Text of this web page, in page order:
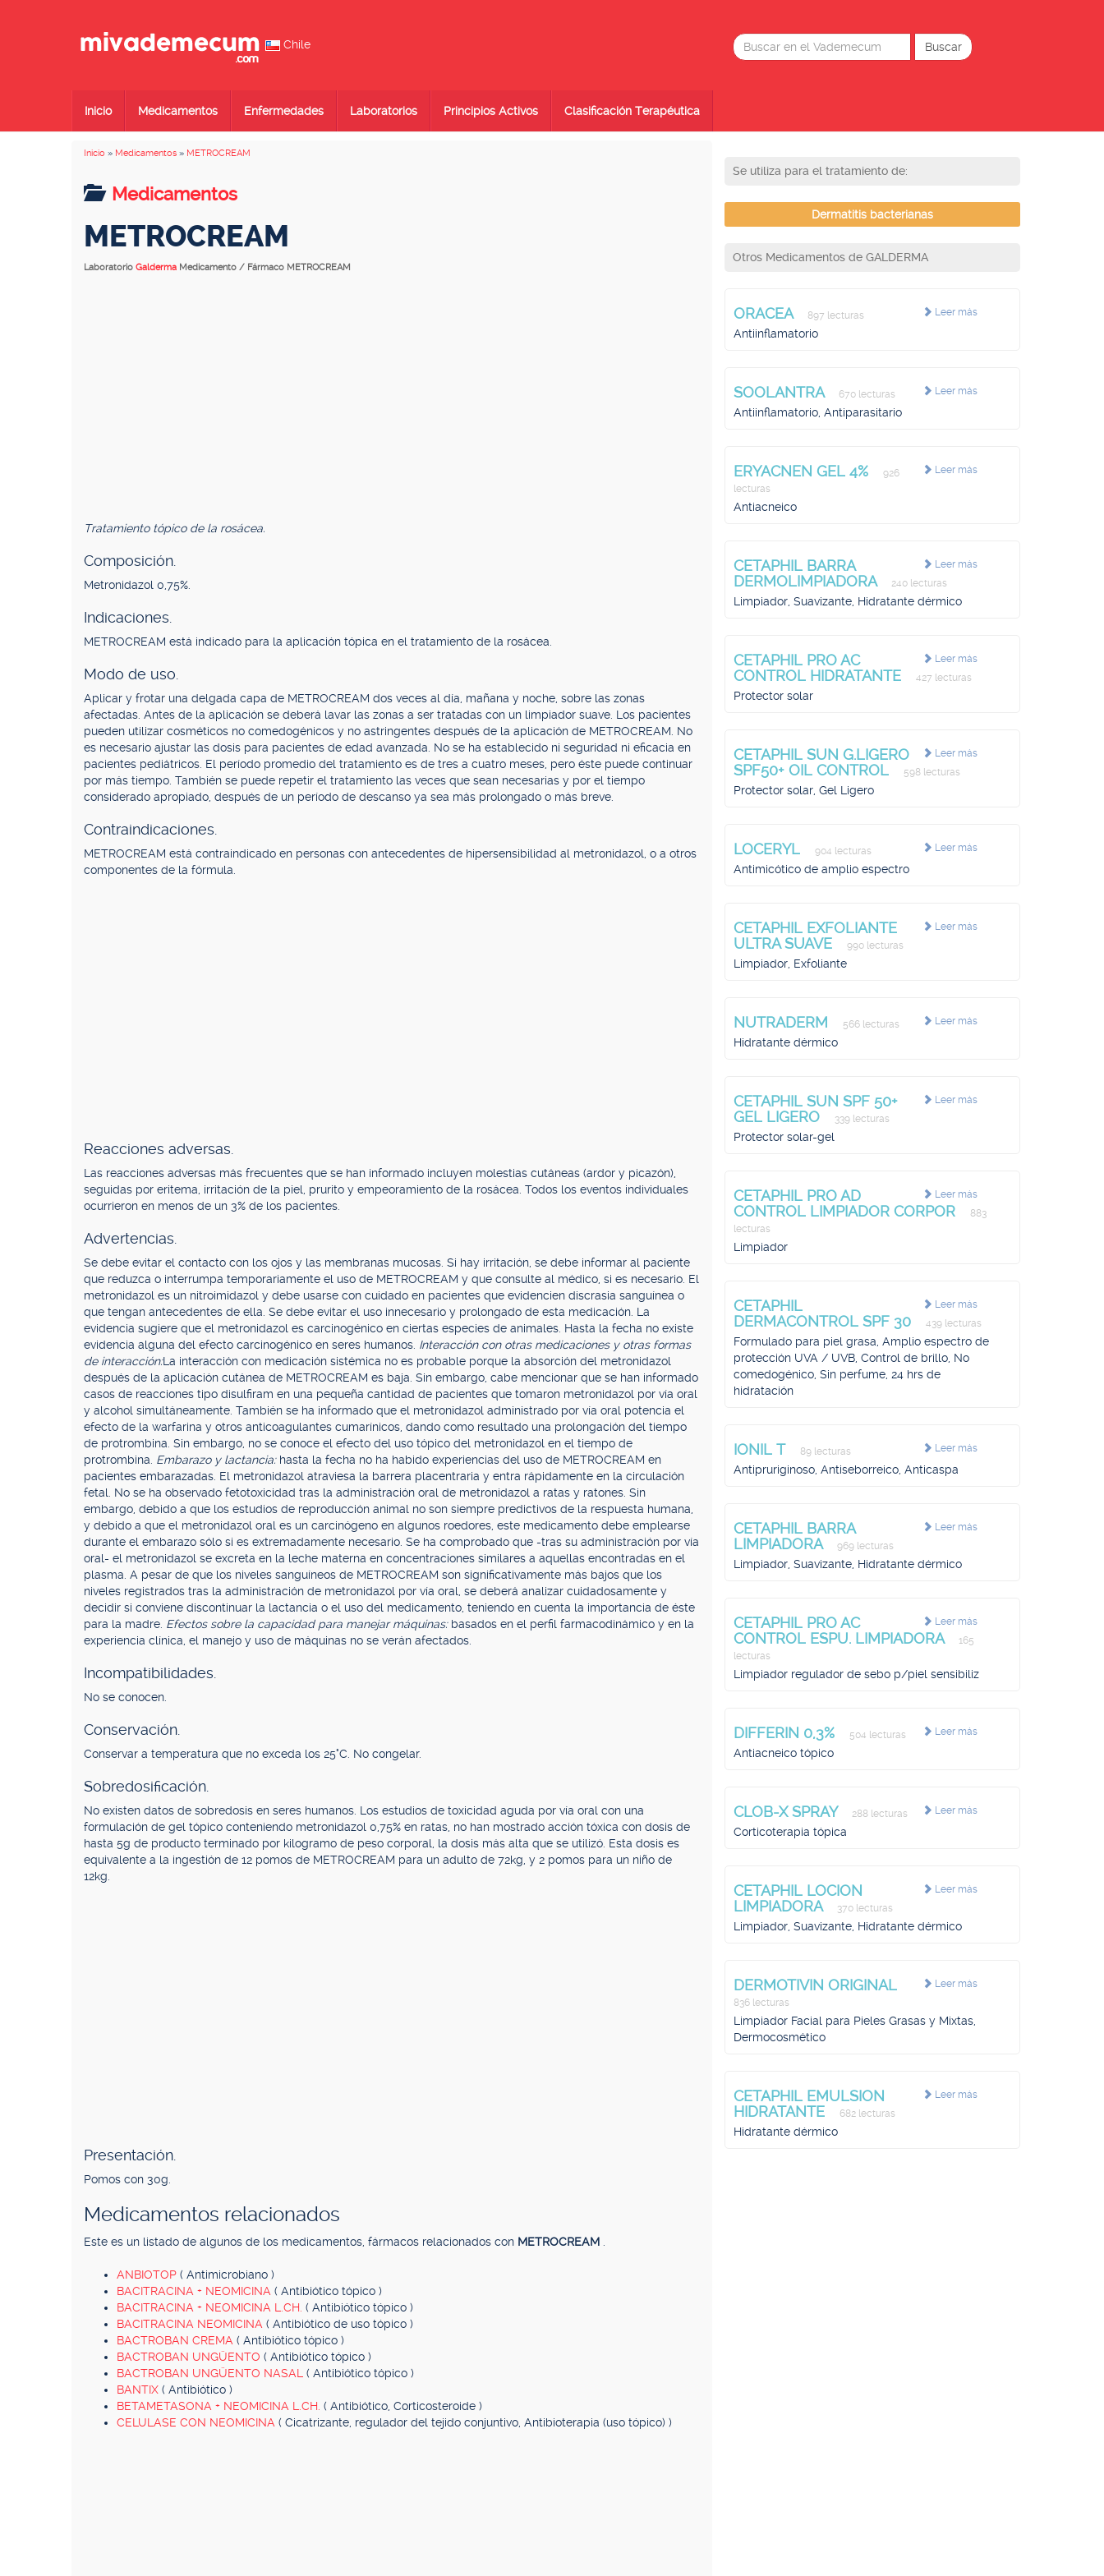
Chile
Inicio Medicamentos Enfermedades Laboratorios Principios Activos Clasificación Terapéutica
Inicio » Medicamentos » METROCREAM
Medicamentos
METROCREAM
Laboratorio Galderma Medicamento / Fármaco METROCREAM
Tratamiento tópico de la rosácea.
Composición.
Metronidazol 0,75%.
Indicaciones.
METROCREAM está indicado para la aplicación tópica en el tratamiento de la rosácea.
Modo de uso.
Aplicar y frotar una delgada capa de METROCREAM dos veces al día, mañana y noche, sobre las zonas
afectadas. Antes de la aplicación se deberá lavar las zonas a ser tratadas con un limpiador suave. Los pacientes
pueden utilizar cosméticos no comedogénicos y no astringentes después de la aplicación de METROCREAM. No
es necesario ajustar las dosis para pacientes de edad avanzada. No se ha establecido ni seguridad ni eficacia en
pacientes pediátricos. El período promedio del tratamiento es de tres a cuatro meses, pero éste puede continuar
por más tiempo. También se puede repetir el tratamiento las veces que sean necesarias y por el tiempo
considerado apropiado, después de un período de descanso ya sea más prolongado o más breve.
Contraindicaciones.
METROCREAM está contraindicado en personas con antecedentes de hipersensibilidad al metronidazol, o a otros
componentes de la fórmula.
Reacciones adversas.
Las reacciones adversas más frecuentes que se han informado incluyen molestias cutáneas (ardor y picazón),
seguidas por eritema, irritación de la piel, prurito y empeoramiento de la rosácea. Todos los eventos individuales
ocurrieron en menos de un 3% de los pacientes.
Advertencias.
Se debe evitar el contacto con los ojos y las membranas mucosas. Si hay irritación, se debe informar al paciente
que reduzca o interrumpa temporariamente el uso de METROCREAM y que consulte al médico, si es necesario. El
metronidazol es un nitroimidazol y debe usarse con cuidado en pacientes que evidencien discrasia sanguínea o
que tengan antecedentes de ella. Se debe evitar el uso innecesario y prolongado de esta medicación. La
evidencia sugiere que el metronidazol es carcinogénico en ciertas especies de animales. Hasta la fecha no existe
evidencia alguna del efecto carcinogénico en seres humanos. Interacción con otras medicaciones y otras formas
de interacción:La interacción con medicación sistémica no es probable porque la absorción del metronidazol
después de la aplicación cutánea de METROCREAM es baja. Sin embargo, cabe mencionar que se han informado
casos de reacciones tipo disulfiram en una pequeña cantidad de pacientes que tomaron metronidazol por vía oral
y alcohol simultáneamente. También se ha informado que el metronidazol administrado por vía oral potencia el
efecto de la warfarina y otros anticoagulantes cumarínicos, dando como resultado una prolongación del tiempo
de protrombina. Sin embargo, no se conoce el efecto del uso tópico del metronidazol en el tiempo de
protrombina. Embarazo y lactancia: hasta la fecha no ha habido experiencias del uso de METROCREAM en
pacientes embarazadas. El metronidazol atraviesa la barrera placentraria y entra rápidamente en la circulación
fetal. No se ha observado fetotoxicidad tras la administración oral de metronidazol a ratas y ratones. Sin
embargo, debido a que los estudios de reproducción animal no son siempre predictivos de la respuesta humana,
y debido a que el metronidazol oral es un carcinógeno en algunos roedores, este medicamento debe emplearse
durante el embarazo sólo si es extremadamente necesario. Se ha comprobado que -tras su administración por vía
oral- el metronidazol se excreta en la leche materna en concentraciones similares a aquellas encontradas en el
plasma. A pesar de que los niveles sanguíneos de METROCREAM son significativamente más bajos que los
niveles registrados tras la administración de metronidazol por vía oral, se deberá analizar cuidadosamente y
decidir si conviene discontinuar la lactancia o el uso del medicamento, teniendo en cuenta la importancia de éste
para la madre. Efectos sobre la capacidad para manejar máquinas: basados en el perfil farmacodinámico y en la
experiencia clínica, el manejo y uso de máquinas no se verán afectados.
Incompatibilidades.
No se conocen.
Conservación.
Conservar a temperatura que no exceda los 25°C. No congelar.
Sobredosificación.
No existen datos de sobredosis en seres humanos. Los estudios de toxicidad aguda por vía oral con una
formulación de gel tópico conteniendo metronidazol 0,75% en ratas, no han mostrado acción tóxica con dosis de
hasta 5g de producto terminado por kilogramo de peso corporal, la dosis más alta que se utilizó. Esta dosis es
equivalente a la ingestión de 12 pomos de METROCREAM para un adulto de 72kg, y 2 pomos para un niño de
12kg.
Presentación.
Pomos con 30g.
Medicamentos relacionados
Este es un listado de algunos de los medicamentos, fármacos relacionados con METROCREAM
ANBIOTOP ( Antimicrobiano )
BACITRACINA + NEOMICINA ( Antibiótico tópico )
BACITRACINA + NEOMICINA L.CH. ( Antibiótico tópico )
BACITRACINA NEOMICINA ( Antibiótico de uso tópico )
BACTROBAN CREMA ( Antibiótico tópico )
BACTROBAN UNGÜENTO ( Antibiótico tópico )
BACTROBAN UNGÜENTO NASAL ( Antibiótico tópico )
BANTIX ( Antibiótico )
BETAMETASONA + NEOMICINA L.CH. ( Antibiótico, Corticosteroide )
CELULASE CON NEOMICINA ( Cicatrizante, regulador del tejido conjuntivo, Antibioterapia (uso tópico) )
Se utiliza para el tratamiento de:
Dermatitis bacterianas
Otros Medicamentos de GALDERMA
Leer más
ORACEA 897 lecturas
Antiinflamatorio
Leer más
SOOLANTRA 670 lecturas
Antiinflamatorio, Antiparasitario
Leer más
ERYACNEN GEL 4%
926
lecturas
Antiacneico
Leer más
CETAPHIL BARRA
DERMOLIMPIADORA
240 lecturas
Limpiador, Suavizante, Hidratante dérmico
Leer más
CETAPHIL PRO AC
CONTROL HIDRATANTE
427 lecturas
Protector solar
Leer más
CETAPHIL SUN G.LIGERO
SPF50+ OIL CONTROL
598 lecturas
Protector solar, Gel Ligero
Leer más
LOCERYL 904 lecturas
Antimicótico de amplio espectro
Leer más
CETAPHIL EXFOLIANTE
ULTRA SUAVE
990 lecturas
Limpiador, Exfoliante
Leer más
NUTRADERM 566 lecturas
Hidratante dérmico
Leer más
CETAPHIL SUN SPF 50+
GEL LIGERO
339 lecturas
Protector solar-gel
Leer más
CETAPHIL PRO AD
CONTROL LIMPIADOR CORPOR
883
lecturas
Limpiador
Leer más
CETAPHIL
DERMACONTROL SPF 30
439 lecturas
Formulado para piel grasa, Amplio espectro de
protección UVA / UVB, Control de brillo, No
comedogénico, Sin perfume, 24 hrs de
hidratación
Leer más
IONIL T 89 lecturas
Antipruriginoso, Antiseborreico, Anticaspa
Leer más
CETAPHIL BARRA
LIMPIADORA
969 lecturas
Limpiador, Suavizante, Hidratante dérmico
Leer más
CETAPHIL PRO AC
CONTROL ESPU. LIMPIADORA
165
lecturas
Limpiador regulador de sebo p/piel sensibiliz
Leer más
DIFFERIN 0,3% 504 lecturas
Antiacneico tópico
Leer más
CLOB-X SPRAY 288 lecturas
Corticoterapia tópica
Leer más
CETAPHIL LOCION
LIMPIADORA
370 lecturas
Limpiador, Suavizante, Hidratante dérmico
Leer más
DERMOTIVIN ORIGINAL
836 lecturas
Limpiador Facial para Pieles Grasas y Mixtas,
Dermocosmético
Leer más
CETAPHIL EMULSION
HIDRATANTE
682 lecturas
Hidratante dérmico